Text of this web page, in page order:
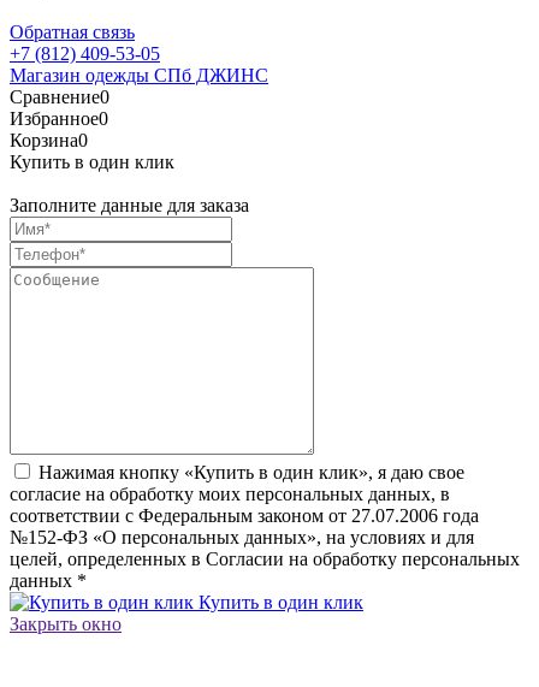
Обратная связь
+7 (812) 409-53-05
Магазин одежды СПб ДЖИНС
Сравнение0
Избранное0
Корзина0
Купить в один клик
Заполните данные для заказа
Нажимая кнопку «Купить в один клик», я даю свое
согласие на обработку моих персональных данных, в
соответствии с Федеральным законом от 27.07.2006 года
№152-ФЗ «О персональных данных», на условиях и для
целей, определенных в Согласии на обработку персональных
данных *
Купить в один клик
Закрыть окно